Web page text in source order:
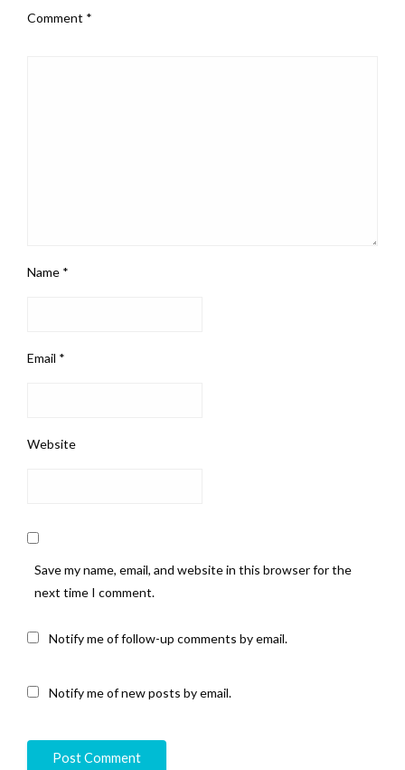
Comment *
Name *
Email *
Website
Save my name, email, and website in this browser for the
next time I comment.
Notify me of follow-up comments by email.
Notify me of new posts by email.